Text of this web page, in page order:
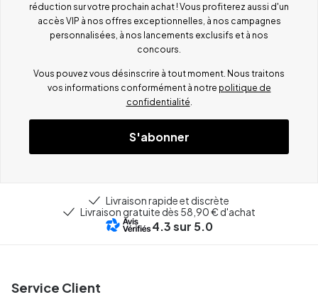
réduction sur votre prochain achat ! Vous profiterez aussi d'un
accès VIP à nos offres exceptionnelles, à nos campagnes
personnalisées, à nos lancements exclusifs et à nos
concours.
Vous pouvez vous désinscrire à tout moment. Nous traitons
vos informations conformément à notre politique de
confidentialité
S'abonner
Livraison rapide et discrète
Livraison gratuite dès 58,90 € d'achat
4.3sur 5.0
Service Client